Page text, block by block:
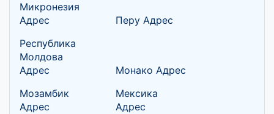
Микронезия
Адрес
Перу Адрес
Республика
Молдова
Адрес
Монако Адрес
Мозамбик
Адрес
Мексика
Адрес